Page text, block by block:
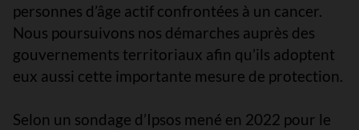
personnes d’âge actif confrontées à un cancer.
Nous poursuivons nos démarches auprès des
gouvernements territoriaux afin qu’ils adoptent
eux aussi cette importante mesure de protection.
Selon un sondage d’Ipsos mené en 2022 pour le